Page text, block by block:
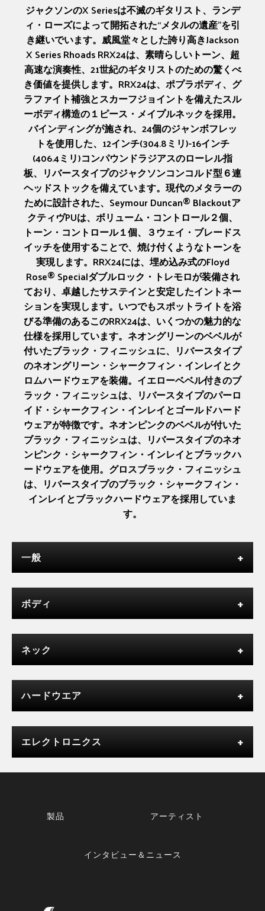
ジャクソンのX Seriesは不滅のギタリスト、ランデ
ィ・ローズによって開拓された“メタルの遺産”を引
き継いでいます。威風堂々とした誇り高きJackson
X Series Rhoads RRX24は、素晴らしいトーン、超
高速な演奏性、21世紀のギタリストのための驚くべ
き価値を提供します。RRX24は、ポプラボディ、グ
ラファイト補強とスカーフジョイントを備えたスル
ーボディ構造の１ピース・メイプルネックを採用。
バインディングが施され、24個のジャンボフレッ
トを使用した、12インチ(304.8ミリ)-16インチ
(406.4ミリ)コンパウンドラジアスのローレル指
板、リバースタイプのジャクソンコンコルド型６連
ヘッドストックを備えています。現代のメタラーの
ために設計された、Seymour Duncan® Blackoutア
クティヴPUは、ボリューム・コントロール２個、
トーン・コントロール１個、３ウェイ・ブレードス
イッチを使用することで、焼け付くようなトーンを
実現します。RRX24には、埋め込み式のFloyd
Rose® Specialダブルロック・トレモロが装備され
ており、卓越したサステインと安定したイントネー
ションを実現します。いつでもスポットライトを浴
びる準備のあるこのRRX24は、いくつかの魅力的な
仕様を採用しています。ネオングリーンのベベルが
付いたブラック・フィニッシュに、リバースタイプ
のネオングリーン・シャークフィン・インレイとク
ロムハードウェアを装備。イエローベベル付きのブ
ラック・フィニッシュは、リバースタイプのパーロ
イド・シャークフィン・インレイとゴールドハード
ウェアが特徴です。ネオンピンクのベベルが付いた
ブラック・フィニッシュは、リバースタイプのネオ
ンピンク・シャークフィン・インレイとブラックハ
ードウェアを使用。グロスブラック・フィニッシュ
は、リバースタイプのブラック・シャークフィン・
インレイとブラックハードウェアを採用していま
す。
一般
ボディ
ネック
ハードウエア
エレクトロニクス
製品 アーティスト
インタビュー＆ニュース